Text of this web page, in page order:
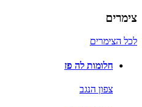
צימרים
לכל הצימרים
חלומות לה פז
צפון הנגב